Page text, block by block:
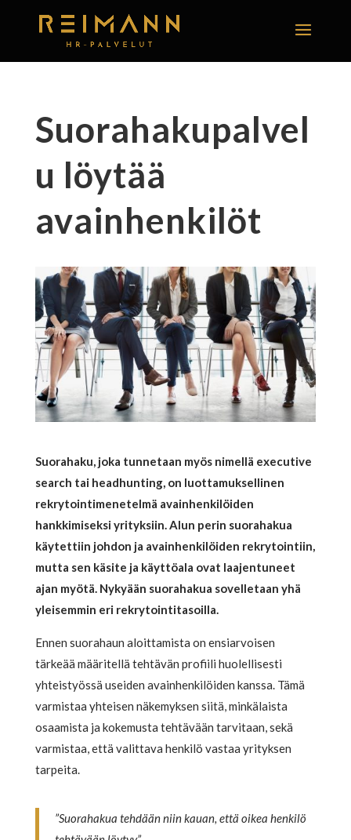
Suorahakupalvel
u löytää
avainhenkilöt
Suorahaku, joka tunnetaan myös nimellä executive
search tai headhunting, on luottamuksellinen
rekrytointimenetelmä avainhenkilöiden
hankkimiseksi yrityksiin. Alun perin suorahakua
käytettiin johdon ja avainhenkilöiden rekrytointiin,
mutta sen käsite ja käyttöala ovat laajentuneet
ajan myötä. Nykyään suorahakua sovelletaan yhä
yleisemmin eri rekrytointitasoilla.
Ennen suorahaun aloittamista on ensiarvoisen
tärkeää määritellä tehtävän profiili huolellisesti
yhteistyössä useiden avainhenkilöiden kanssa. Tämä
varmistaa yhteisen näkemyksen siitä, minkälaista
osaamista ja kokemusta tehtävään tarvitaan, sekä
varmistaa, että valittava henkilö vastaa yrityksen
tarpeita.
”Suorahakua tehdään niin kauan, että oikea henkilö